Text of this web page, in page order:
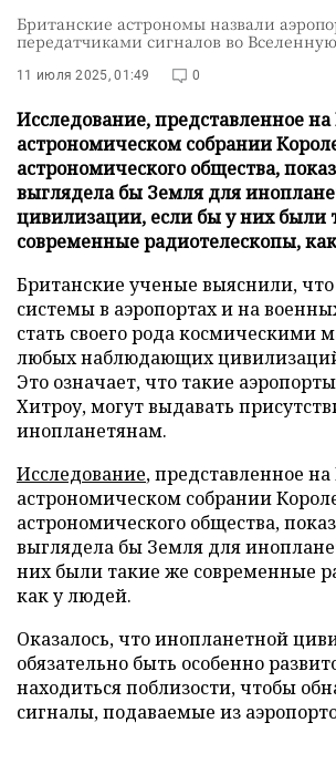
Британские астрономы назвали
передатчиками сигналов во Вселенную
11 июля 2025, 01:49 0
Исследование, представленное
астрономическом собрании
астрономического общества,
выглядела бы Земля для
цивилизации, если бы у них были
современные радиотелескопы,
Британские ученые выяснили,
системы в аэропортах и на
стать своего рода космическими
любых наблюдающих
Это означает, что такие
Хитроу, могут выдавать
инопланетянам.
Исследование, представленное
астрономическом собрании
астрономического общества,
выглядела бы Земля для
них были такие же современные
как у людей.
Оказалось, что инопланетной
обязательно быть особенно
находиться поблизости, чтобы
сигналы, подаваемые из